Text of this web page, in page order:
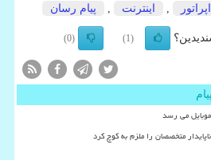
اپراتور اینترنت پیام رسان
(1)
(0)
می رسد
متخصصان را ملزم به کوچ کرد